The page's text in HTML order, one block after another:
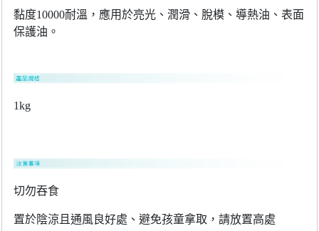
黏度10000耐溫，應用於亮光、潤滑、脫模、導熱油、表面
保護油。
1kg
切勿吞食
置於陰涼且通風良好處、避免孩童拿取，請放置高處